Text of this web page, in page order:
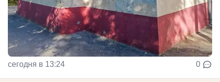
сегодня в 13:24 0